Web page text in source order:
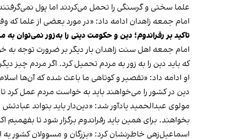
علما سختی و گرسنگی را تحمل می‌کردند اما پول
امام جمعه زاهدان ادامه داد: «در مورد بعضی از علما که
تاکید بر رفراندوم؛ دین و حکومت دینی را به‌زور نمی‌توان به
امام جمعه اهل سنت زاهدان بار دیگر بر ضرورت توجه
که باید دین را به زور به مردم تحمیل کرد. اگر مردم چیز
او ادامه داد: «تقصیر و کوتاهی ما باعث شده که آن‌ها
دین در کشور را می‌خواهند باید به خواست مردم عمل کرد
مولوی عبدالحمید یادآور شد: «دین‌دار باید بتواند
بخواهند. برای همین باید رفراندوم برگزار شود تا
اسماعیل‌زهی خاطرنشان کرد: «بزرگان و مسوولان کشور به